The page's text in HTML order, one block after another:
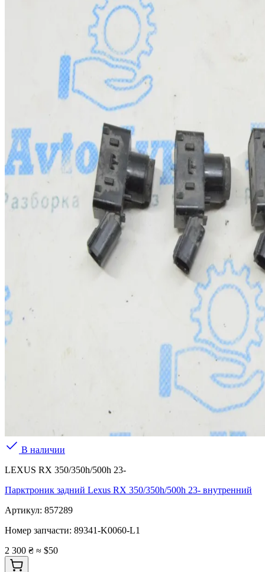
В наличии
LEXUS RX 350/350h/500h 23-
Парктроник задний Lexus RX 350/350h/500h 23- внутренний
Артикул: 857289
Номер запчасти: 89341-K0060-L1
2 300 ₴ ≈ $50